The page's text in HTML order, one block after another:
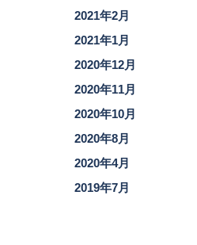
2021年2月
2021年1月
2020年12月
2020年11月
2020年10月
2020年8月
2020年4月
2019年7月